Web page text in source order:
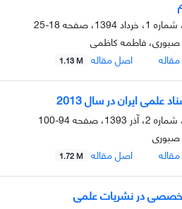
18-25
صبوری، فاطمه کاظمی
اصل مقاله 1.13 M
علمی ایران در سال 2013
94-100
صبوری
اصل مقاله 1.72 M
در نشریات علمی